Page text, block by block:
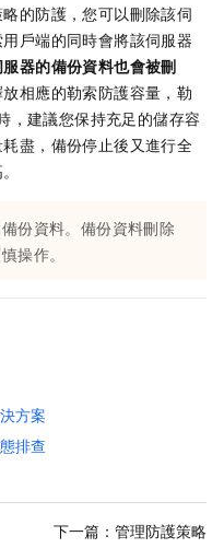
的防護，您可以刪除該伺
戶端的同時會將該伺服器
器的備份資料也會被刪
相應的勒索防護容量，勒
，建議您保持充足的儲存容
盡，備份停止後又進行全
份資料。備份資料刪除
操作。
方案
排查
下一篇： 管理防護策略